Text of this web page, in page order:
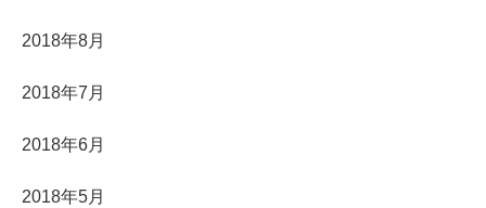
2018年8月
2018年7月
2018年6月
2018年5月